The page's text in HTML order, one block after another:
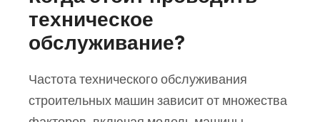
техническое
обслуживание?
Частота технического обслуживания
строительных машин зависит от множества